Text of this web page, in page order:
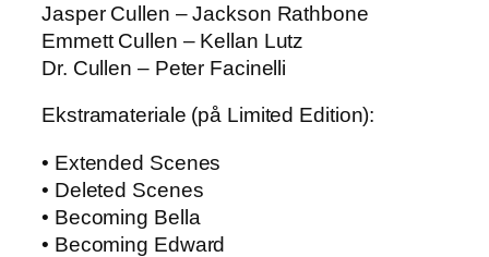
Jasper Cullen – Jackson Rathbone
Emmett Cullen – Kellan Lutz
Dr. Cullen – Peter Facinelli
Ekstramateriale (på Limited Edition):
• Extended Scenes
• Deleted Scenes
• Becoming Bella
• Becoming Edward